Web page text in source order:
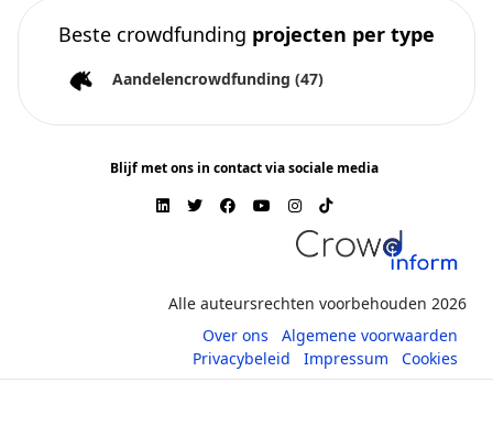
Beste crowdfunding projecten per type
Aandelencrowdfunding (47)
Blijf met ons in contact via sociale media
Alle auteursrechten voorbehouden 2026
Over ons
Algemene voorwaarden
Privacybeleid
Impressum Cookies